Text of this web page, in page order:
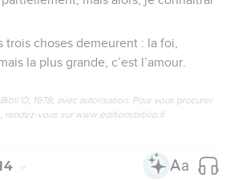
trois choses demeurent : la foi,
la plus grande, c’est l’amour.
1978, avec autorisation. Pour vous procurer
rendez-vous sur www.editionsbiblio.fr